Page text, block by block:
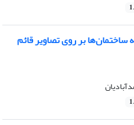
بر روی تصاویر قائم